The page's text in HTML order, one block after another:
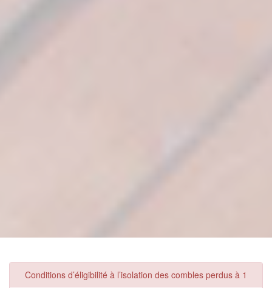
Conditions d’éligibilité à l’isolation des combles perdus à 1